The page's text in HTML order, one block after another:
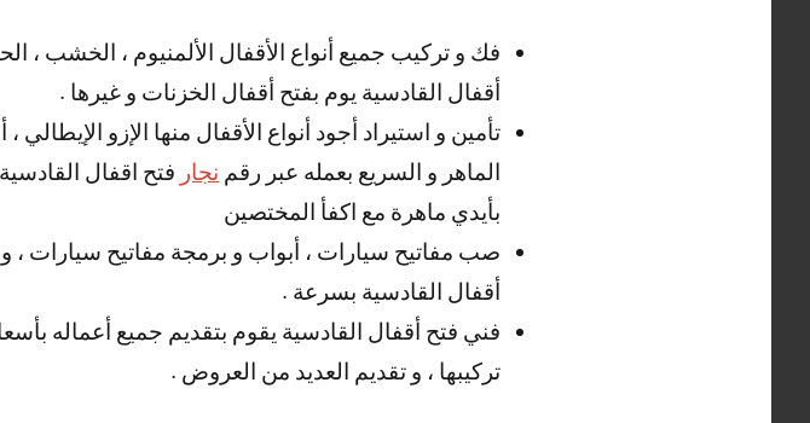
فك و تركيب جميع أنواع الأقفال الألمنيوم ، الخشب ،
أقفال القادسية يوم بفتح أقفال الخزنات و غيرها .
تأمين و استيراد أجود أنواع الأقفال منها الإزو
الماهر و السريع بعمله عبر رقم نجار فتح اقفال
بأيدي ماهرة مع اكفأ المختصين
صب مفاتيح سيارات ، أبواب و برمجة مفاتيح سيارات ، و
أقفال القادسية بسرعة .
فني فتح أقفال القادسية يقوم بتقديم جميع أعماله
تركيبها ، و تقديم العديد من العروض .